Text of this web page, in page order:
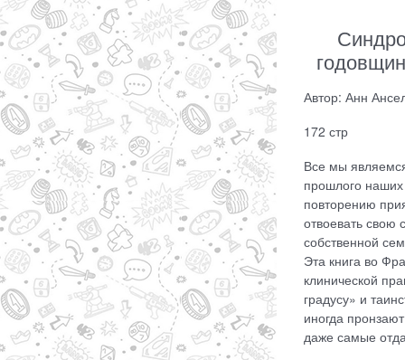
Автор: Анн
172 стр
Все мы
прошлого наших
повторению
отвоевать свою
собственной
Эта книга во
клинической
градусу» и
иногда
даже самые